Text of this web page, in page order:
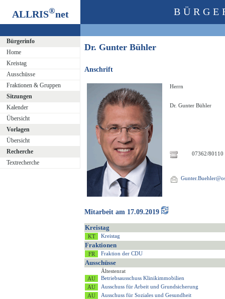
ALLRIS®net
Bürgerinfo
Home
Kreistag
Ausschüsse
Fraktionen & Gruppen
Sitzungen
Kalender
Übersicht
Vorlagen
Übersicht
Recherche
Textrecherche
Dr. Gunter Bühler
Anschrift
Herrn
Dr. Gunter Bühler
07362/80110
Mitarbeit am 17.09.2019
Kreistag
Kreistag
Fraktionen
Fraktion der CDU
Ausschüsse
Ältestenrat
Betriebsausschuss Klinikimmobilien
Ausschuss für Arbeit und Grundsicherung
Ausschuss für Soziales und Gesundheit